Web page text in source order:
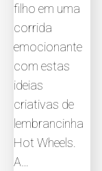
filho em uma
corrida
emocionante
com estas
ideias
criativas de
lembrancinha
Hot Wheels.
A…